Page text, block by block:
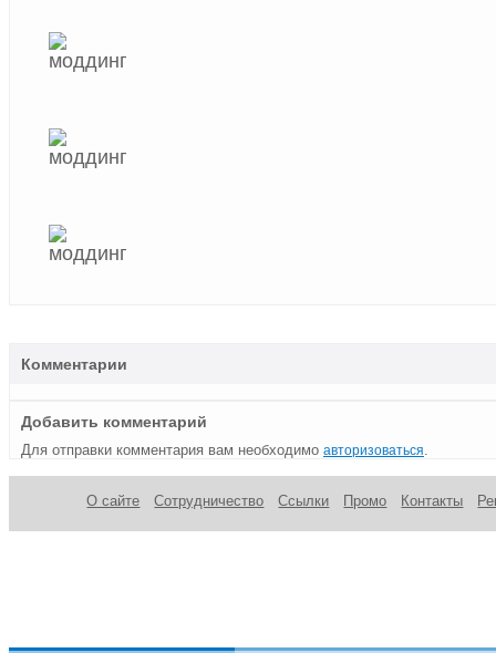
Комментарии
Добавить комментарий
Для отправки комментария вам необходимо авторизоваться
О сайте Сотрудничество Ссылки Промо Контакты